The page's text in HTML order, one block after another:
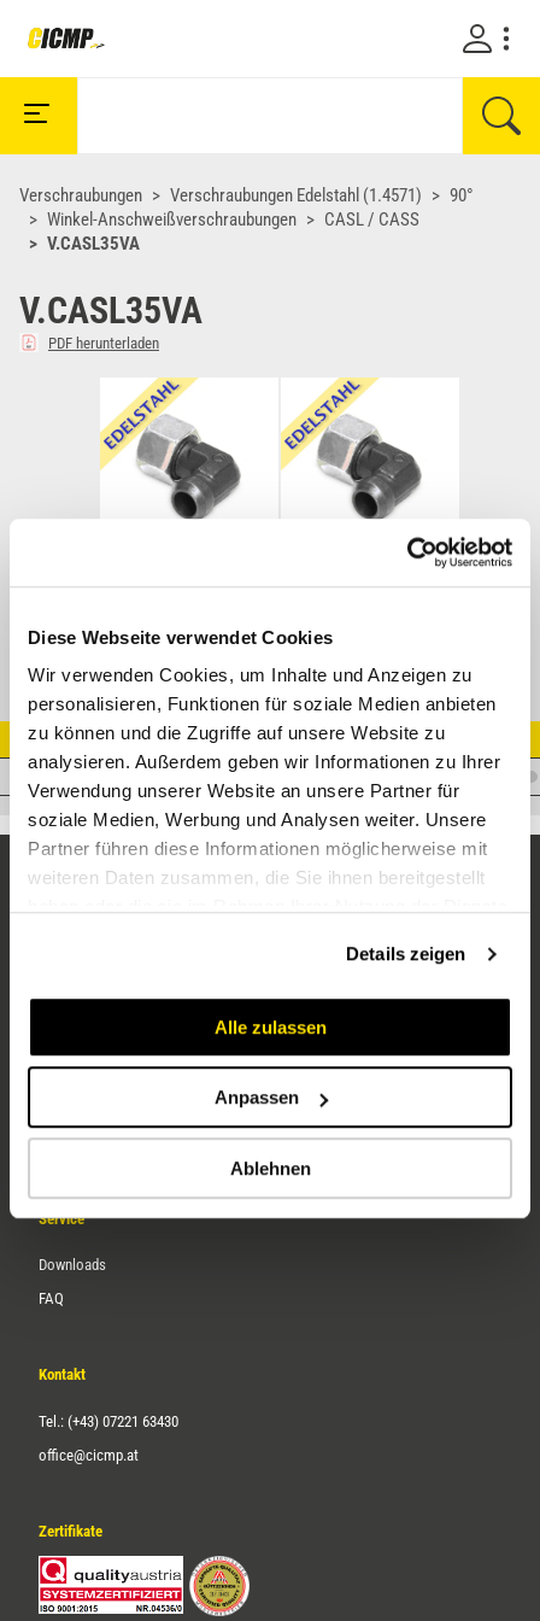
Diese Webseite verwendet Cookies
Wir verwenden Cookies, um Inhalte und Anzeigen zu
personalisieren, Funktionen für soziale Medien anbieten
zu können und die Zugriffe auf unsere Website zu
analysieren. Außerdem geben wir Informationen zu Ihrer
Verwendung unserer Website an unsere Partner für
soziale Medien, Werbung und Analysen weiter. Unsere
Partner führen diese Informationen möglicherweise mit
weiteren Daten zusammen, die Sie ihnen bereitgestellt
Details zeigen
Alle zulassen
Anpassen
Ablehnen
Verschraubungen Verschraubungen Edelstahl (1.4571)
90°
Winkel-Anschweißverschraubungen
CASL / CASS
V.CASL35VA
V.CASL35VA
PDF herunterladen
WAS Winkel-Anschweissverschr. Edelstahl
Artikel Nr.
V.CASL35VA
Unternehmen
Karriere
Service
Downloads
FAQ
Kontakt
Tel.: (+43) 07221 63430
office@cicmp.at
Zertifikate